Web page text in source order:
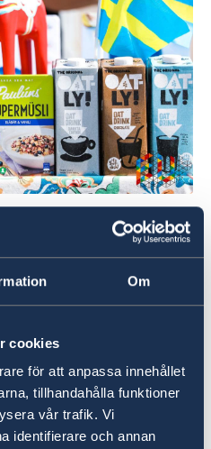
Om
cookies
för att anpassa innehållet
tillhandahålla funktioner
vår trafik. Vi
identifierare och annan